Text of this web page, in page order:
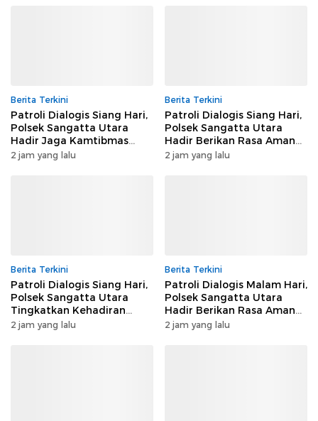
Berita Terkini
Patroli Dialogis Siang Hari,
Polsek Sangatta Utara
Hadir Jaga Kamtibmas
Tetap Kondusif
2 jam yang lalu
Berita Terkini
Patroli Dialogis Siang Hari,
Polsek Sangatta Utara
Hadir Berikan Rasa Aman
kepada Masyarakat
2 jam yang lalu
Berita Terkini
Patroli Dialogis Siang Hari,
Polsek Sangatta Utara
Tingkatkan Kehadiran
Polisi di Tengah Aktivitas
2 jam yang lalu
Berita Terkini
Patroli Dialogis Malam Hari,
Polsek Sangatta Utara
Hadir Berikan Rasa Aman
kepada Masyarakat
2 jam yang lalu